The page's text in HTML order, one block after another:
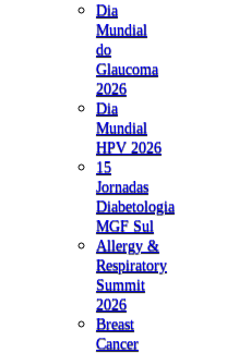
Dia
Mundial
do
Glaucoma
2026
Dia
Mundial
HPV 2026
15
Jornadas
Diabetologia
MGF Sul
Allergy &
Respiratory
Summit
2026
Breast
Cancer